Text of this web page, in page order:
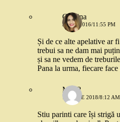
Cristina
3 MAI 2016/11:55 PM
Și de ce alte apelative ar
trebui sa ne dam mai
și sa ne vedem de
Pana la urma, fiecare
Mira2
18 IULIE 2018/8:12 AM
Stiu parinti care își strigă